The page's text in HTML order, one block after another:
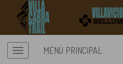
MENÚ PRINCIPAL